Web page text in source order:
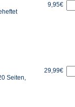
9,95€
Seiten,
29,99€